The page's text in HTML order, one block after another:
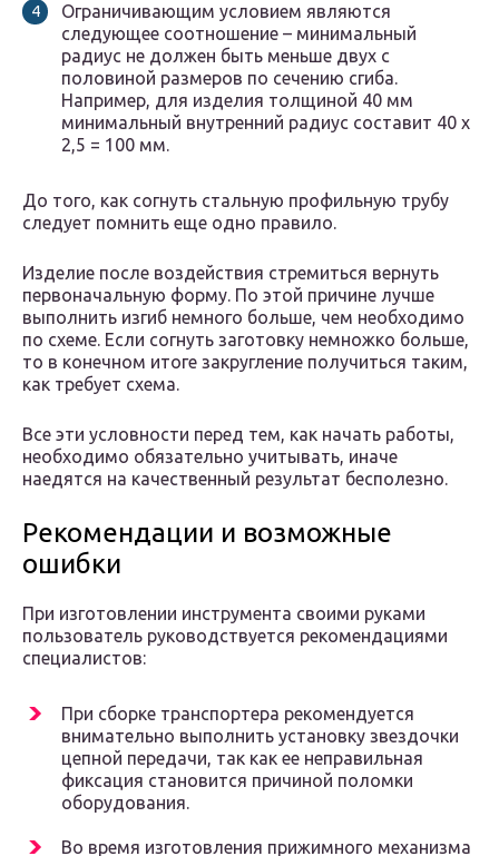
Ограничивающим условием являются
следующее соотношение – минимальный
радиус не должен быть меньше двух с
половиной размеров по сечению сгиба.
Например, для изделия толщиной 40 мм
минимальный внутренний радиус составит 40 х
2,5 = 100 мм.
До того, как согнуть стальную профильную трубу
следует помнить еще одно правило.
Изделие после воздействия стремиться вернуть
первоначальную форму. По этой причине лучше
выполнить изгиб немного больше, чем необходимо
по схеме. Если согнуть заготовку немножко больше,
то в конечном итоге закругление получиться таким,
как требует схема.
Все эти условности перед тем, как начать работы,
необходимо обязательно учитывать, иначе
наедятся на качественный результат бесполезно.
Рекомендации и возможные
ошибки
При изготовлении инструмента своими руками
пользователь руководствуется рекомендациями
специалистов:
При сборке транспортера рекомендуется
внимательно выполнить установку звездочки
цепной передачи, так как ее неправильная
фиксация становится причиной поломки
оборудования.
Во время изготовления прижимного механизма